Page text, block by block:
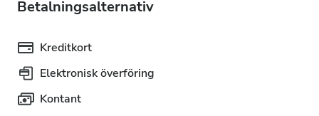
Betalningsalternativ
Kreditkort
Elektronisk överföring
Kontant